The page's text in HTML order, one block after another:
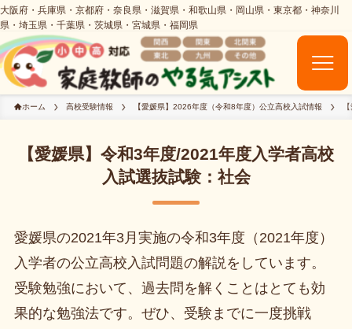
ホーム 高校受験情報 【愛媛県】2026年度（令和8年度）公立高校入試情報
【愛媛県】令和3年度/2021年度入学者高校
入試選抜試験：社会
愛媛県の2021年3月実施の令和3年度（2021年度）
入学者の公立高校入試問題の解説をしています。
受験勉強において、過去問を解くことはとても効
果的な勉強法です。ぜひ、受験までに一度挑戦